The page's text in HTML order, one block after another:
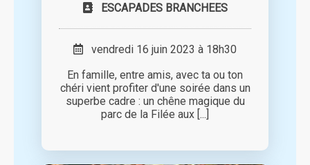
ESCAPADES BRANCHEES
vendredi 16 juin 2023 à 18h30
En famille, entre amis, avec ta ou ton
chéri vient profiter d'une soirée dans un
superbe cadre : un chêne magique du
parc de la Filée aux [...]